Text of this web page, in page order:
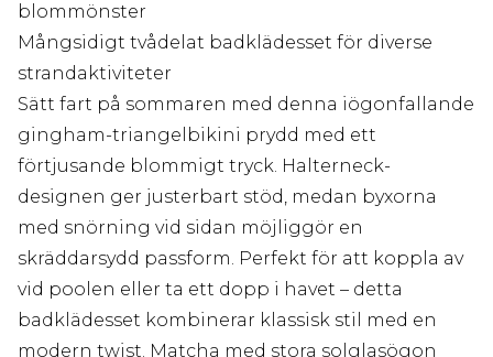
blommönster
Mångsidigt tvådelat badklädesset för diverse
strandaktiviteter
Sätt fart på sommaren med denna iögonfallande
gingham-triangelbikini prydd med ett
förtjusande blommigt tryck. Halterneck-
designen ger justerbart stöd, medan byxorna
med snörning vid sidan möjliggör en
skräddarsydd passform. Perfekt för att koppla av
vid poolen eller ta ett dopp i havet – detta
badklädesset kombinerar klassisk stil med en
modern twist. Matcha med stora solglasögon